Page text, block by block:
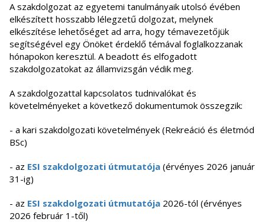
A szakdolgozat az egyetemi tanulmányaik utolsó évében
elkészített hosszabb lélegzetű dolgozat, melynek
elkészítése lehetőséget ad arra, hogy témavezetőjük
segítségével egy Önöket érdeklő témával foglalkozzanak
hónapokon keresztül. A beadott és elfogadott
szakdolgozatokat az államvizsgán védik meg.
A szakdolgozattal kapcsolatos tudnivalókat és
követelményeket a következő dokumentumok összegzik:
- a kari szakdolgozati követelmények (Rekreáció és életmód
BSc)
- az ESI szakdolgozati útmutatója (érvényes 2026 január
31-ig)
- az ESI szakdolgozati útmutatója 2026-tól (érvényes
2026 február 1-től)